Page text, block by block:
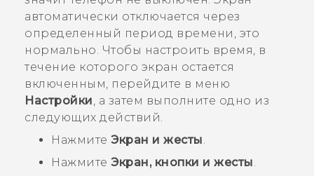
автоматически отключается через
определенный период времени, это
нормально. Чтобы настроить время, в
течение которого экран остается
включенным, перейдите в меню
Настройки , а затем выполните одно из
следующих действий.
Нажмите Экран и жесты
Нажмите Экран, кнопки и жесты